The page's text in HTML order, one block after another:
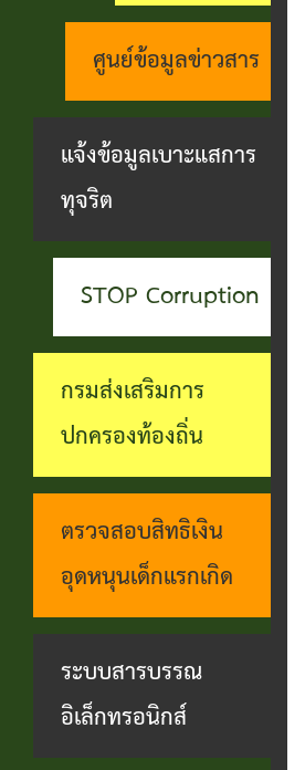
ทุกข์
ตรวจ
สอบ
ชื่อ
เงิน
บัญชี
เบี้ย
ยังชีพ
ระบบงาน
บริการ
ประชาชน
ช่าง
กอง
สาธารณสุข
และสิ่ง
แวดล้อม
กอง
การ
ศึกษา
รบ.อำนวย
ความ
สะดวกฯ
บุคคล
ที่น่า
ยกย่อง
การ
การตาม
การ
บริหาร
งาน
บุคคล
บุคคล
ช่อง
ทางการ
รับฟัง
ความ
คิดเห็น
แจ้ง
ข้อมูล
เบาะแส
การ
ทุจริต
ศูนย์ข้อมูลข่าวสาร
แจ้งข้อมูลเบาะแสการ
ทุจริต
STOP Corruption
กรมส่งเสริมการ
ปกครองท้องถิ่น
ตรวจสอบสิทธิเงิน
อุดหนุนเด็กแรกเกิด
ระบบสารบรรณ
อิเล็กทรอนิกส์